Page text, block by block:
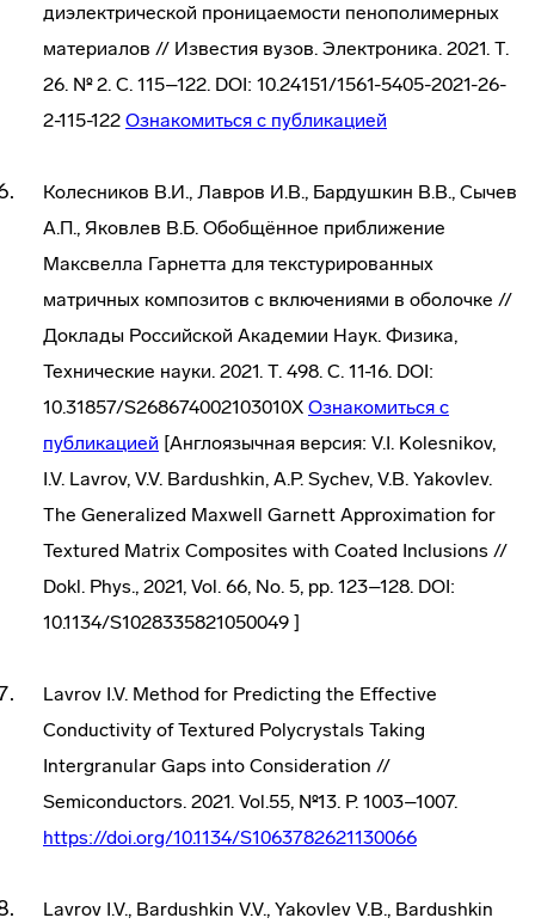
диэлектрической проницаемости пенополимерных
материалов // Известия вузов. Электроника. 2021. Т.
26. № 2. С. 115–122. DOI: 10.24151/1561-5405-2021-26-
2-115-122 Ознакомиться с публикацией
Колесников В.И., Лавров И.В., Бардушкин В.В., Сычев
А.П., Яковлев В.Б. Обобщённое приближение
Максвелла Гарнетта для текстурированных
матричных композитов с включениями в оболочке //
Доклады Российской Академии Наук. Физика,
Технические науки. 2021. Т. 498. С. 11-16. DOI:
10.31857/S268674002103010X Ознакомиться с
публикацией [Англоязычная версия: V.I. Kolesnikov,
I.V. Lavrov, V.V. Bardushkin, A.P. Sychev, V.B. Yakovlev.
The Generalized Maxwell Garnett Approximation for
Textured Matrix Composites with Coated Inclusions //
Dokl. Phys., 2021, Vol. 66, No. 5, pp. 123–128. DOI:
10.1134/S1028335821050049 ]
Lavrov I.V. Method for Predicting the Effective
Conductivity of Textured Polycrystals Taking
Intergranular Gaps into Consideration //
Semiconductors. 2021. Vol.55, №13. P. 1003–1007.
https://doi.org/10.1134/S1063782621130066
Lavrov I.V., Bardushkin V.V., Yakovlev V.B., Bardushkin